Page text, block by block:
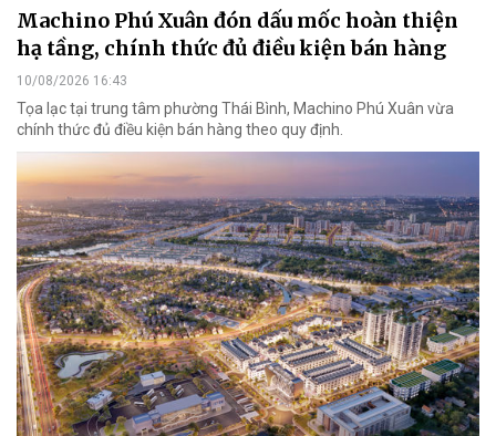
Machino Phú Xuân đón dấu mốc hoàn thiện
hạ tầng, chính thức đủ điều kiện bán hàng
10/08/2026 16:43
Tọa lạc tại trung tâm phường Thái Bình, Machino Phú Xuân vừa
chính thức đủ điều kiện bán hàng theo quy định.